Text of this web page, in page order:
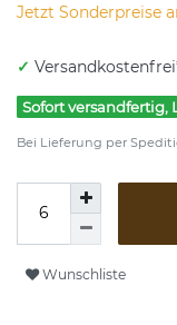
Jetzt Sonderpreise
✓
Sofort versandfertig,
Bei Lieferung per
Wunschliste